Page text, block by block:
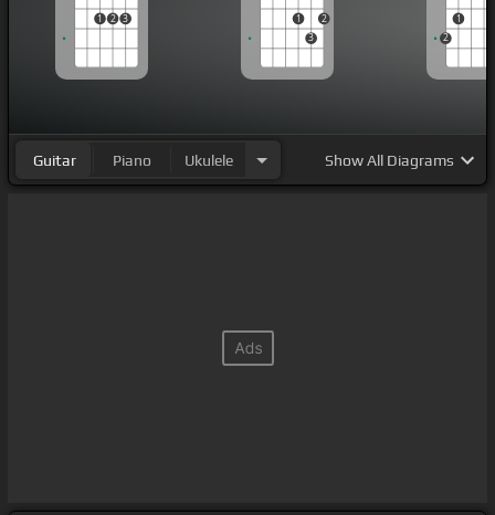
1 2 3
1
3
2
2
1
Guitar Piano Ukulele ShowAll Diagrams